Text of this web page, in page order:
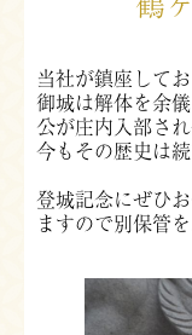
当社が鎮座して
御城は解体を余
公が庄内入部さ
今もその歴史は
登城記念にぜひ
ますので別保管